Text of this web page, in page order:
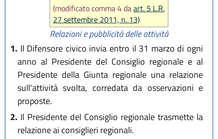
(modificato comma 4 daart. 5 L.R.
27 settembre 2011, n. 13)
Relazioni e pubblicità delle attività
1. Il Difensore civico invia entro il 31 marzo di ogni
anno al Presidente del Consiglio regionale e al
Presidente della Giunta regionale una relazione
sull'attività svolta, corredata da osservazioni e
proposte.
2. Il Presidente del Consiglio regionale trasmette la
relazione ai consiglieri regionali.